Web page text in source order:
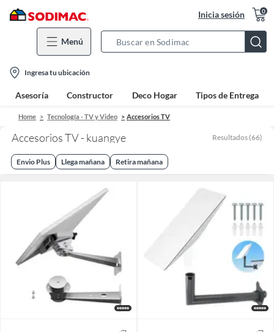
Inicia sesión 0
Menú
Bar
location-
icon
Ingresa tu ubicación
Asesoría Constructor Deco Hogar Tipos de Entrega
Home Tecnología - TV y Video Accesorios TV
Accesorios TV - kuangye Resultados (66)
Envio Plus Llega mañana Retira mañana